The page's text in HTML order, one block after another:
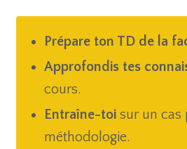
Prépare ton TD de la
Approfondis tes
cours.
Entraîne-toi sur un cas
méthodologie.